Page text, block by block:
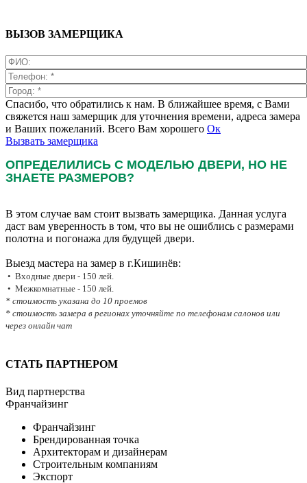
ВЫЗОВ ЗАМЕРЩИКА
Спасибо, что обратились к нам. В ближайшее время, с Вами
свяжется наш замерщик для уточнения времени, адреса замера
и Ваших пожеланий. Всего Вам хорошего Ок
Вызвать замерщика
ОПРЕДЕЛИЛИСЬ С МОДЕЛЬЮ ДВЕРИ, НО НЕ
ЗНАЕТЕ РАЗМЕРОВ?
В этом случае вам стоит вызвать замерщика. Данная услуга
даст вам уверенность в том, что вы не ошиблись с размерами
полотна и погонажа для будущей двери.
Выезд мастера на замер в г.Кишинёв:
• Входные двери - 150 лей.
• Межкомнатные - 150 лей.
* стоимость указана до 10 проемов
* стоимость замера в регионах уточняйте по телефонам салонов или
через онлайн чат
СТАТЬ ПАРТНЕРОМ
Вид партнерства
Франчайзинг
Франчайзинг
Брендированная точка
Архитекторам и дизайнерам
Строительным компаниям
Экспорт